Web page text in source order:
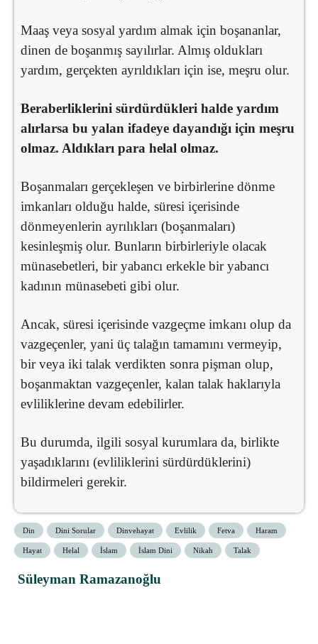
Maaş veya sosyal yardım almak için boşananlar,
dinen de boşanmış sayılırlar. Almış oldukları
yardım, gerçekten ayrıldıkları için ise, meşru olur.
Beraberliklerini sürdürdükleri halde yardım
alırlarsa bu yalan ifadeye dayandığı için meşru
olmaz. Aldıkları para helal olmaz.
Boşanmaları gerçekleşen ve birbirlerine dönme
imkanları olduğu halde, süresi içerisinde
dönmeyenlerin ayrılıkları (boşanmaları)
kesinleşmiş olur. Bunların birbirleriyle olacak
münasebetleri, bir yabancı erkekle bir yabancı
kadının münasebeti gibi olur.
Ancak, süresi içerisinde vazgeçme imkanı olup da
vazgeçenler, yani üç talağın tamamını vermeyip,
bir veya iki talak verdikten sonra pişman olup,
boşanmaktan vazgeçenler, kalan talak haklarıyla
evliliklerine devam edebilirler.
Bu durumda, ilgili sosyal kurumlara da, birlikte
yaşadıklarını (evliliklerini sürdürdüklerini)
bildirmeleri gerekir.
Din Dini Sorular Dinvehayat Evlilik Fetva Haram
Hayat Helal İslam İslam Dini Nikah Talak
Süleyman Ramazanoğlu